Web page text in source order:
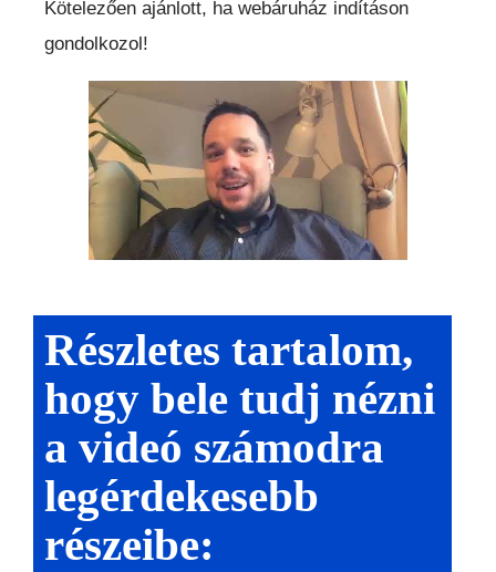
Kötelezően ajánlott, ha webáruház indításon
gondolkozol!
Részletes tartalom,
hogy bele tudj nézni
a videó számodra
legérdekesebb
részeibe: